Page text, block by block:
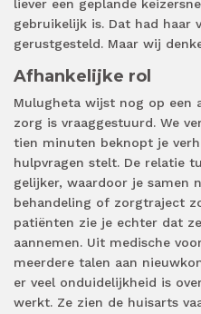
liever een geplande
gebruikelijk is. Dat had haar
gerustgesteld. Maar wij
Afhankelijke rol
Mulugheta wijst nog op een
zorg is vraaggestuurd. We
tien minuten beknopt je
hulpvragen stelt. De relatie
gelijker, waardoor je samen
behandeling of zorgtraject
patiënten zie je echter dat
aannemen. Uit medische
meerdere talen aan
er veel onduidelijkheid is
werkt. Ze zien de huisarts